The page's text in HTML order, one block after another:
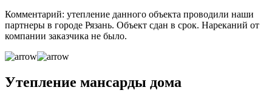
Комментарий: утепление данного объекта проводили наши
партнеры в городе Рязань. Объект сдан в срок. Нареканий от
компании заказчика не было.
Утепление мансарды дома